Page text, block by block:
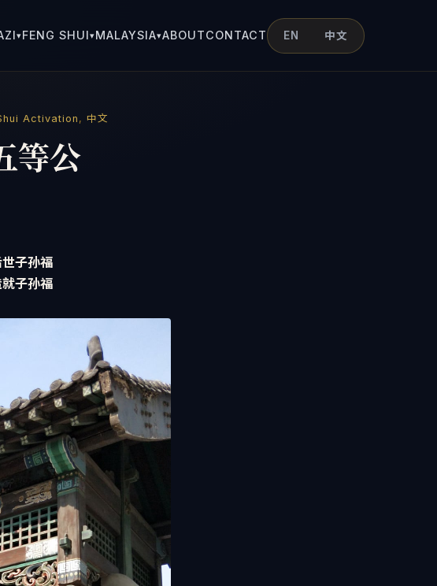
▾FENG SHUI▾MALAYSIA▾ABOUTCONTACT EN 中文
Activation, 中文
等公
子孙福
子孙福